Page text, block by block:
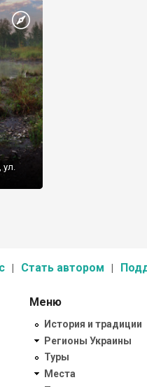
ул.
Стать автором
Меню
История и традиции
Регионы Украины
Туры
Места